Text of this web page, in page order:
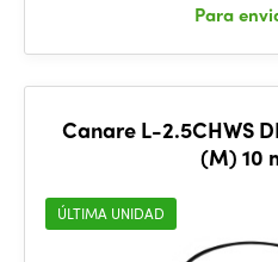
Para
Canare L-2.5CHWS
(M) 10
ÚLTIMA UNIDAD